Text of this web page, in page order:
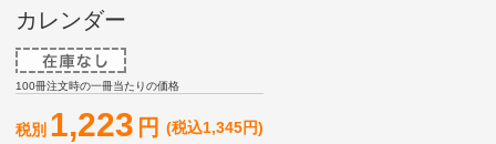
カレンダー
100冊注文時の一冊当たりの価格
税別 1,223 円 (税込1,345円)